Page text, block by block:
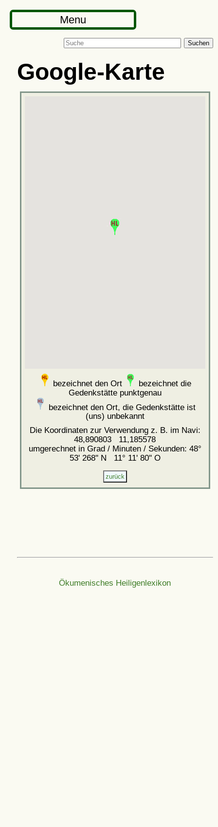
Menu
Suchen
Google-Karte
bezeichnet den Ort
bezeichnet die
Gedenkstätte punktgenau
bezeichnet den Ort, die Gedenkstätte ist
(uns) unbekannt
Die Koordinaten zur Verwendung z. B. im Navi:
48,890803 11,185578
umgerechnet in Grad / Minuten / Sekunden: 48°
53' 268'' N 11° 11' 80'' O
Ökumenisches Heiligenlexikon